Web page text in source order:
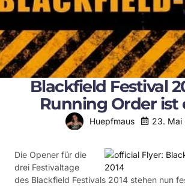
Blackfield Festival
Running Order ist
Huepfmaus 23. Mai
Die Opener für die
drei Festivaltage
des Blackfield Festivals 2014 stehen nun